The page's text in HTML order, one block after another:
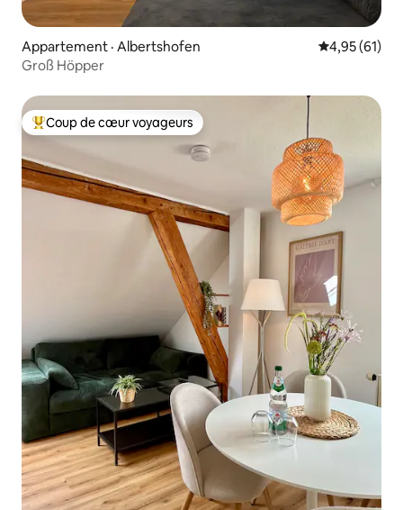
Appartement · Albertshofen Note
4,95 (61)
Groß Höpper
Coup de cœur voyageurs parmi les plus aimés
Coup de cœur voyageurs